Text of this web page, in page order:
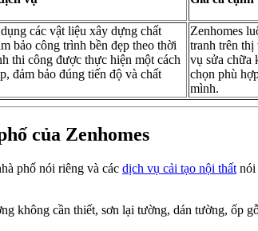
các vật liệu xây dựng chất
bảo công trình bền đẹp theo thời
thi công được thực hiện một cách
đảm bảo đúng tiến độ và chất
Zenhomes
tranh trên
vụ sửa chữa
chọn phù
mình.
của Zenhomes
phố nói riêng và các dịch vụ cải tạo nội thất nói
không cần thiết, sơn lại tường, dán tường, ốp